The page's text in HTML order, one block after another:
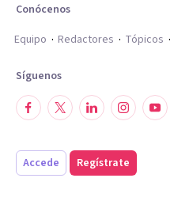
Conócenos
Equipo
Redactores Tópicos
Síguenos
Accede Regístrate